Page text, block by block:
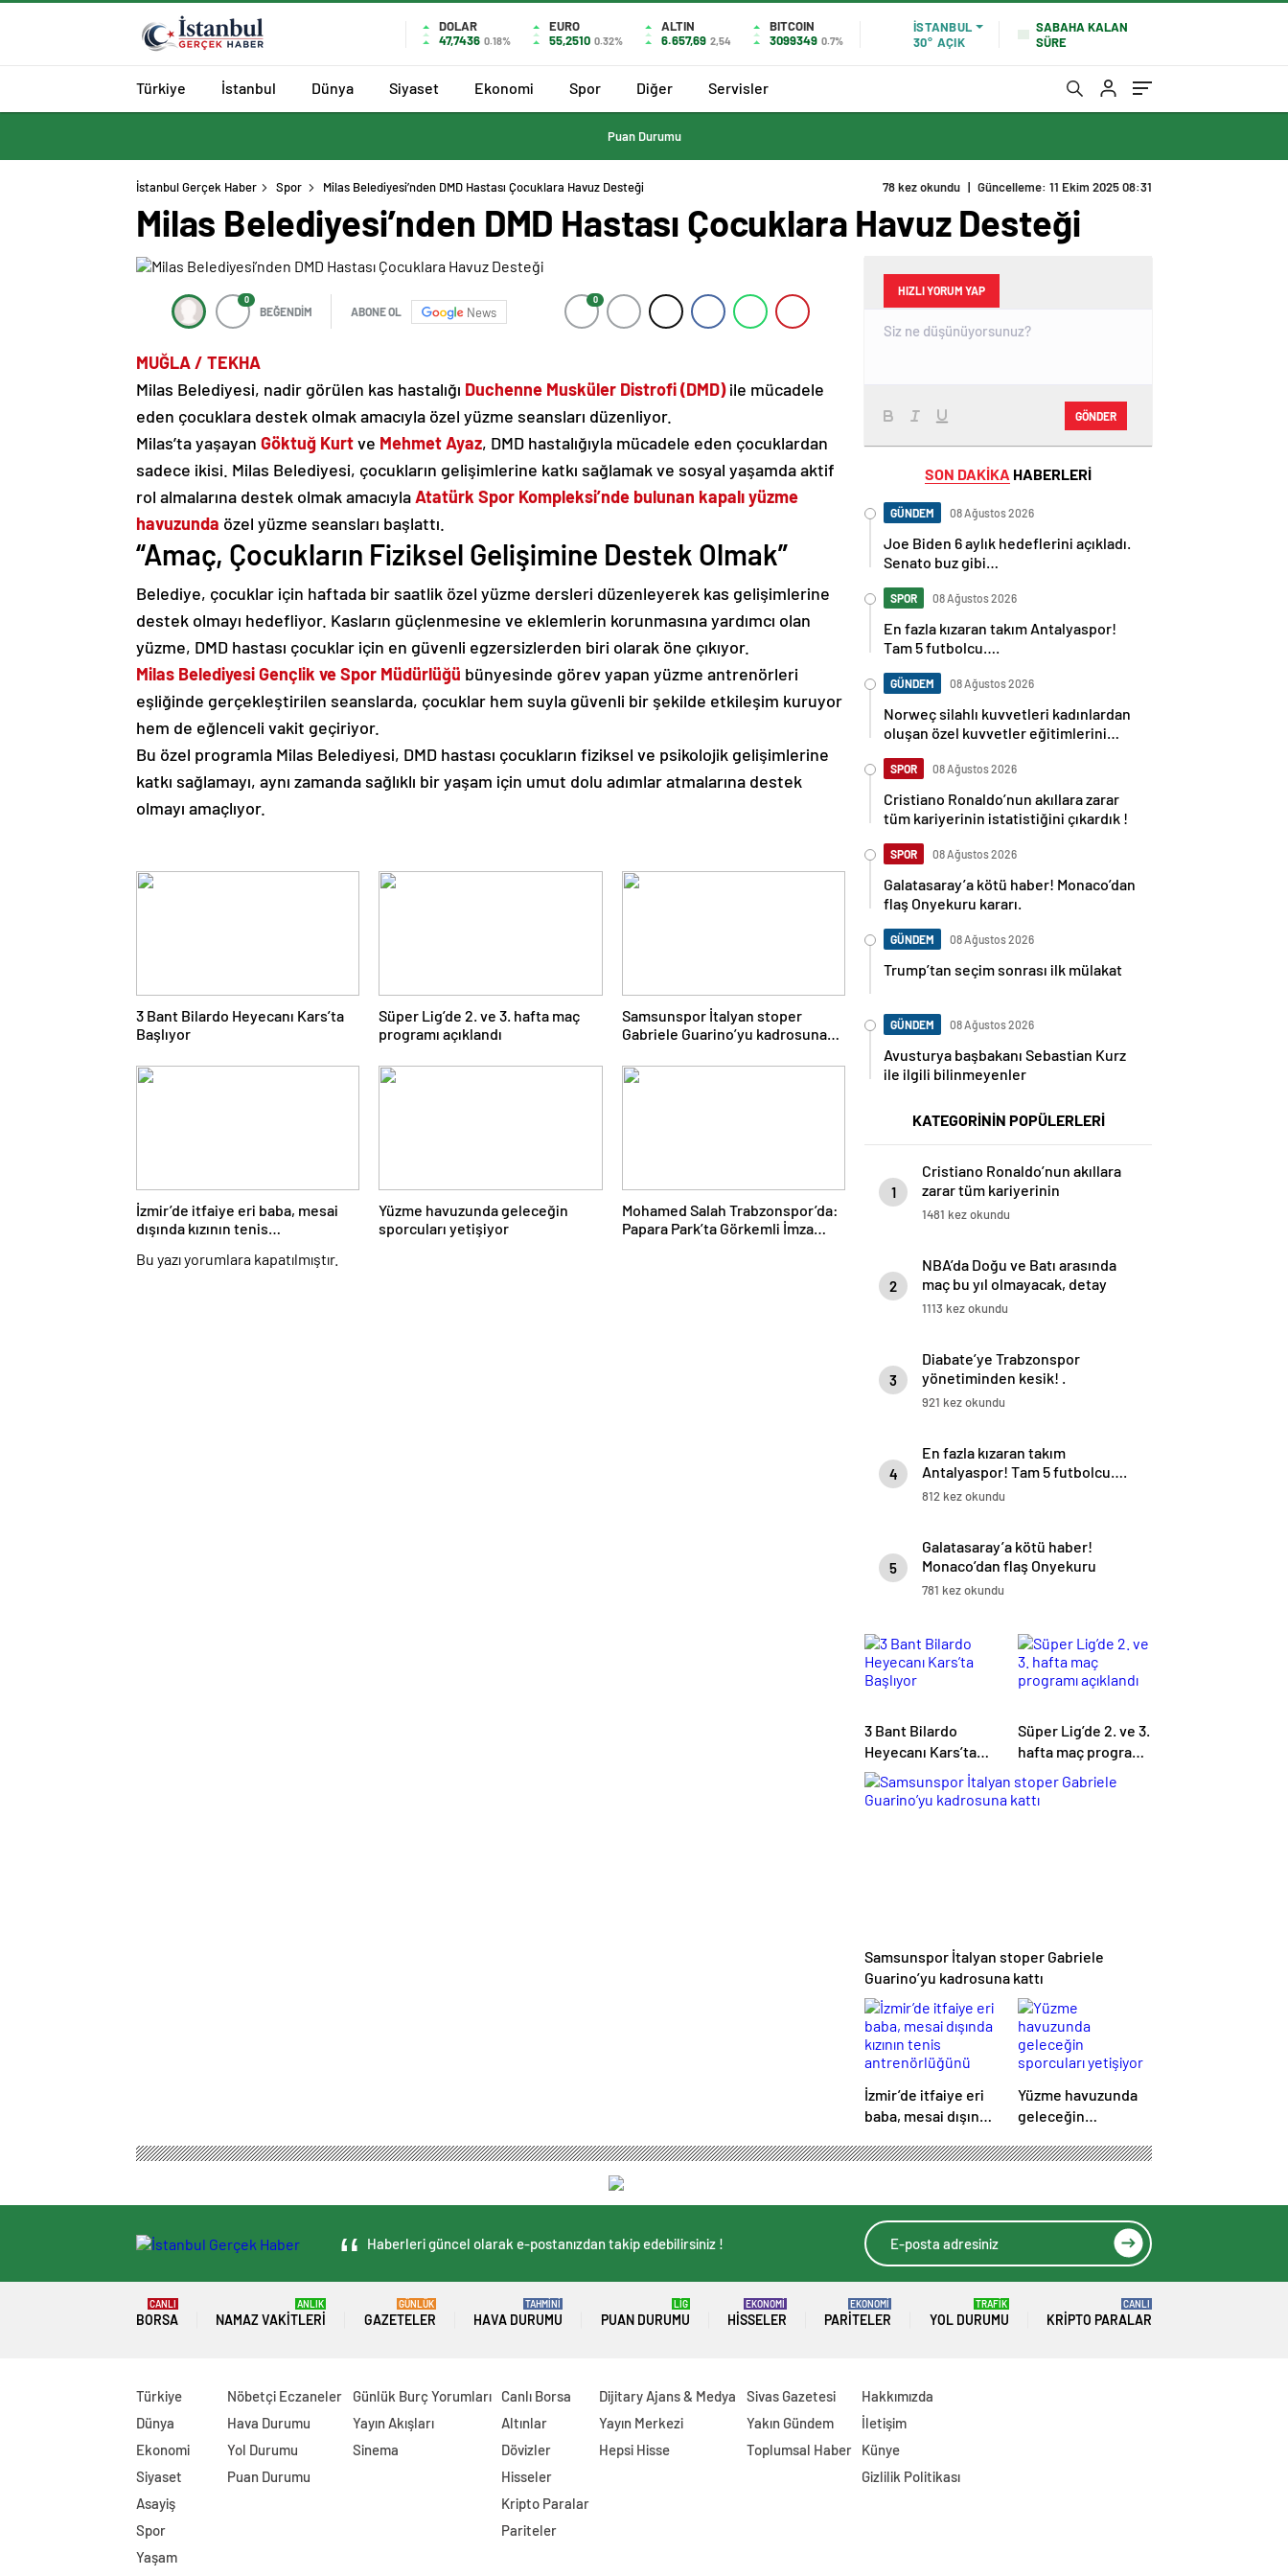
DOLAR
47,7436 0.18%
EURO
55,2510 0.32%
ALTIN
6.657,69 2,54
BITCOIN
3099349 0.7%
İSTANBUL
30° AÇIK
SABAHA KALAN
SÜRE
Türkiye İstanbul Dünya Siyaset Ekonomi Spor Diğer Servisler
Puan Durumu
İstanbul Gerçek Haber Spor Milas Belediyesi’nden DMD Hastası Çocuklara Havuz Desteği 78 kez okundu | Güncelleme: 11 Ekim 2025 08:31
Milas Belediyesi’nden DMD Hastası Çocuklara Havuz Desteği
0
BEĞENDİM ABONE OL News
0
MUĞLA / TEKHA
Milas Belediyesi, nadir görülen kas hastalığı Duchenne Musküler Distrofi (DMD)ile mücadele
eden çocuklara destek olmak amacıyla özel yüzme seansları düzenliyor.
Milas’ta yaşayan Göktuğ Kurtve Mehmet Ayaz, DMD hastalığıyla mücadele eden çocuklardan
sadece ikisi. Milas Belediyesi, çocukların gelişimlerine katkı sağlamak ve sosyal yaşamda aktif
rol almalarına destek olmak amacıylaAtatürk Spor Kompleksi’nde bulunan kapalı yüzme
havuzunda özel yüzme seansları başlattı.
“Amaç, Çocukların Fiziksel Gelişimine Destek Olmak”
Belediye, çocuklar için haftada bir saatlik özel yüzme dersleri düzenleyerek kas gelişimlerine
destek olmayı hedefliyor. Kasların güçlenmesine ve eklemlerin korunmasına yardımcı olan
yüzme, DMD hastası çocuklar için en güvenli egzersizlerden biri olarak öne çıkıyor.
Milas Belediyesi Gençlik ve Spor Müdürlüğü bünyesinde görev yapan yüzme antrenörleri
eşliğinde gerçekleştirilen seanslarda, çocuklar hem suyla güvenli bir şekilde etkileşim kuruyor
hem de eğlenceli vakit geçiriyor.
Bu özel programla Milas Belediyesi, DMD hastası çocukların fiziksel ve psikolojik gelişimlerine
katkı sağlamayı, aynı zamanda sağlıklı bir yaşam için umut dolu adımlar atmalarına destek
olmayı amaçlıyor.
3 Bant Bilardo Heyecanı Kars’ta
Başlıyor
Süper Lig’de 2. ve 3. hafta maç
programı açıklandı
Samsunspor İtalyan stoper
Gabriele Guarino’yu kadrosuna
İzmir’de itfaiye eri baba, mesai
dışında kızının tenis
Yüzme havuzunda geleceğin
sporcuları yetişiyor
Mohamed Salah Trabzonspor’da:
Papara Park’ta Görkemli İmza
Bu yazı yorumlara kapatılmıştır.
HIZLI YORUM YAP
GÖNDER
SON DAKİKA HABERLERİ
GÜNDEM 08 Ağustos 2026
Joe Biden 6 aylık hedeflerini açıkladı.
Senato buz gibi…
SPOR 08 Ağustos 2026
En fazla kızaran takım Antalyaspor!
Tam 5 futbolcu….
GÜNDEM 08 Ağustos 2026
Norweç silahlı kuvvetleri kadınlardan
oluşan özel kuvvetler eğitimlerini
SPOR 08 Ağustos 2026
Cristiano Ronaldo’nun akıllara zarar
tüm kariyerinin istatistiğini çıkardık !
SPOR 08 Ağustos 2026
Galatasaray’a kötü haber! Monaco’dan
flaş Onyekuru kararı.
GÜNDEM 08 Ağustos 2026
Trump’tan seçim sonrası ilk mülakat
GÜNDEM 08 Ağustos 2026
Avusturya başbakanı Sebastian Kurz
ile ilgili bilinmeyenler
KATEGORİNİN POPÜLERLERİ
1
Cristiano Ronaldo’nun akıllara
zarar tüm kariyerinin
istatistiğini çıkardık !
1481 kez okundu
2
NBA’da Doğu ve Batı arasında
maç bu yıl olmayacak, detay
haberimizde.
1113 kez okundu
3
Diabate’ye Trabzonspor
yönetiminden kesik! .
921 kez okundu
4
En fazla kızaran takım
Antalyaspor! Tam 5 futbolcu….
812 kez okundu
5
Galatasaray’a kötü haber!
Monaco’dan flaş Onyekuru
kararı.
781 kez okundu
3 Bant Bilardo
Heyecanı Kars’ta
Başlıyor
Süper Lig’de 2. ve 3.
hafta maç programı
açıklandı
Samsunspor İtalyan stoper Gabriele
Guarino’yu kadrosuna kattı
İzmir’de itfaiye eri
baba, mesai dışında
antrenörlüğünü
Yüzme havuzunda
geleceğin
Haberleri güncel olarak e-postanızdan takip edebilirsiniz !
BORSA
CANLI
NAMAZ VAKITLERI
ANLIK
GAZETELER
GÜNLÜK
HAVA DURUMU
TAHMİNİ
PUAN DURUMU
LİG
HISSELER
EKONOMİ
PARITELER
EKONOMİ
YOL DURUMU
TRAFİK
KRIPTO PARALAR
CANLI
Türkiye
Dünya
Ekonomi
Siyaset
Asayiş
Spor
Yaşam
Nöbetçi Eczaneler
Hava Durumu
Yol Durumu
Puan Durumu
Günlük Burç Yorumları
Yayın Akışları
Sinema
Canlı Borsa
Altınlar
Dövizler
Hisseler
Kripto Paralar
Pariteler
Dijitary Ajans & Medya
Yayın Merkezi
Hepsi Hisse
Sivas Gazetesi
Yakın Gündem
Toplumsal Haber
Hakkımızda
İletişim
Künye
Gizlilik Politikası